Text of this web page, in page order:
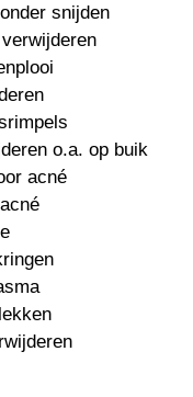
snijden
o.a. op buik
acné